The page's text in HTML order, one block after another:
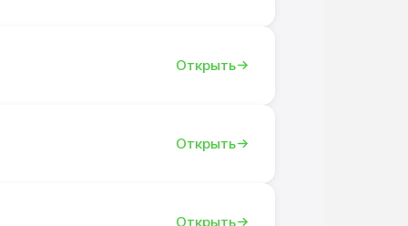
Открыть
Открыть
Открыть